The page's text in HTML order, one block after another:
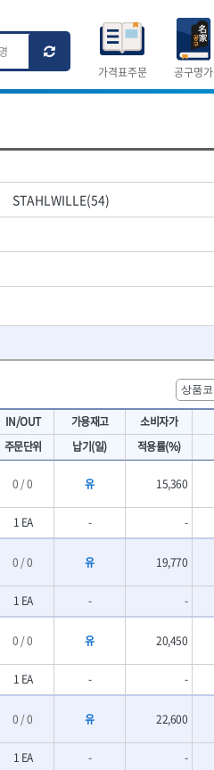
가격표주문 공구명가
측정공구.절삭공구
측정도구
- 줄자
- 분도기
- 테파게이지
- 기타 측정도구
토크렌치
- 토크렌치바디
- 토크렌치
- 디지탈토크렌치
- 토크렌치라쳇헤드
- 토크렌치스패너헤드
- 토크렌치링헤드
- 토크아답타
- 크로우풋
- 비디오스코프
- 토크드라이버핸들
- 토크드라이버세트
- 다이얼토크렌치
- 토크렌치비트홀다헤드
- 가방/케이스
Z 숫자
DH신바람
IRWIN
KAWASA
KOKEN
LENOX(수입)
MACHAN
OLSON
ROTARY LIFT
SHOPVAC
TENGU
THETA-망치
THETA-자동몽키
위
THETA-핸드카트
STAHLWILLE(54)
IN/OUT 가용재고 소비자가
주문단위 납기(일) 적용률(%)
0 / 0 유 15,360
1 EA - -
0 / 0 유 19,770
1 EA - -
0 / 0 유 20,450
1 EA - -
0 / 0 유 22,600
1 EA - -